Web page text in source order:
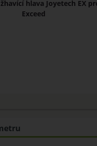
hlava Joyetech EX
Exceed